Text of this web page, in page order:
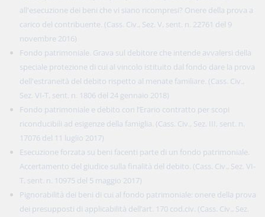
all'esecuzione dei beni che vi siano ricompresi? Onere della prova a
carico del contribuente. (Cass. Civ., Sez. V, sent. n. 22761 del 9
novembre 2016)
Fondo patrimoniale. Grava sul debitore che intende avvalersi della
speciale protezione di cui al vincolo istituito dal fondo dare la prova
dell'estraneità del debito rispetto al menate familiare. (Cass. Civ.,
Sez. VI-T, sent. n. 1806 del 24 gennaio 2018)
Fondo patrimoniale e debito con l’Erario contratto per scopi
riconducibili ad esigenze della famiglia. (Cass. Civ., Sez. III, sent. n.
17076 del 11 luglio 2017)
Esecuzione forzata su beni facenti parte di un fondo patrimoniale.
Accertamento del giudice sulla finalità del debito. (Cass. Civ., Sez. VI-
T, sent. n. 10975 del 5 maggio 2017)
Pignorabilità dei beni di cui al fondo patrimoniale: onere della prova
dei presupposti di applicabilità dell’art. 170 cod.civ. (Cass. Civ., Sez.